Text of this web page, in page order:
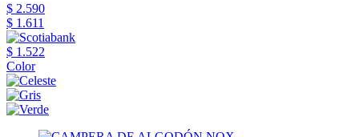
$ 2.590
$ 1.611
$ 1.522
Color